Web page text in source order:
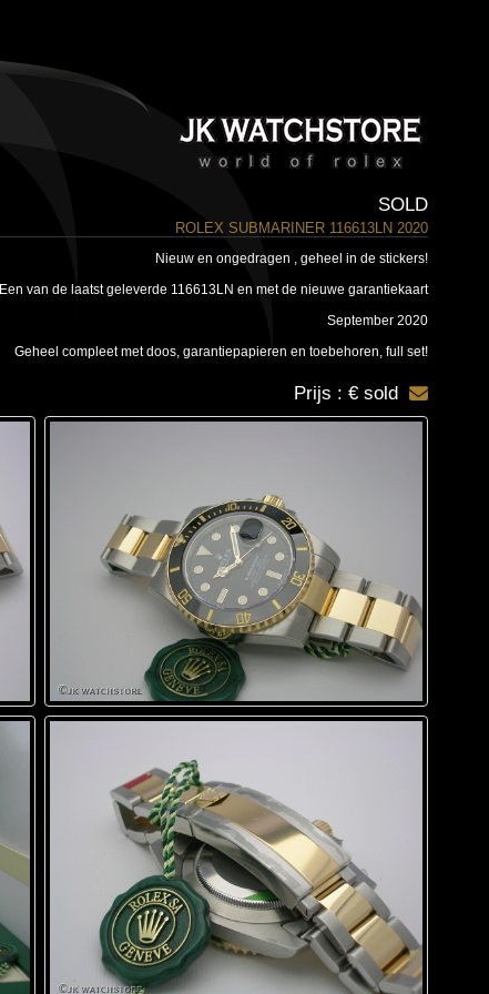
SOLD
ROLEX SUBMARINER 116613LN 2020
Nieuw en ongedragen , geheel in de stickers!
Een van de laatst geleverde 116613LN en met de nieuwe garantiekaart
September 2020
Geheel compleet met doos, garantiepapieren en toebehoren, full set!
Prijs : € sold